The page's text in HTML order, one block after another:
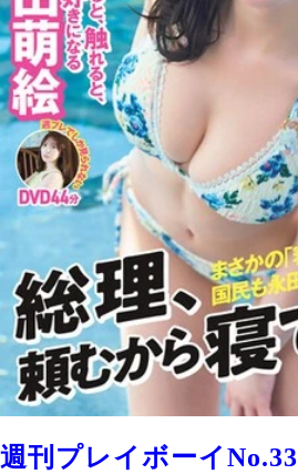
週刊プレイボーイNo.33